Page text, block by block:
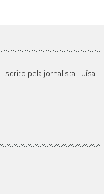
pela jornalista Luísa